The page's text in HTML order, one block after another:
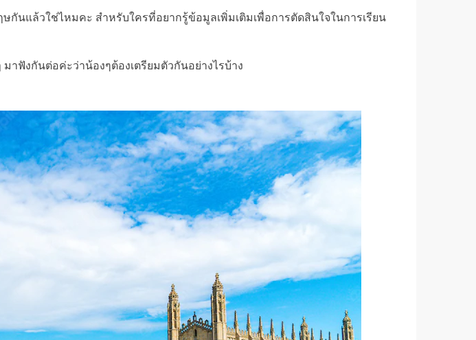
นแล้วใช่ไหมคะ สำหรับใครที่อยากรู้ข้อมูลเพิ่มเติมเพื่อการตัดสินใจในการเรียน
ฟังกันต่อค่ะว่าน้องๆต้องเตรียมตัวกันอย่างไรบ้าง